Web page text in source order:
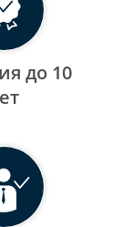
до 10